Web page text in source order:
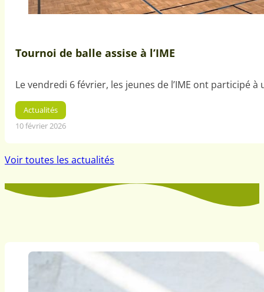
Tournoi de balle assise à l’IME
Le vendredi 6 février, les jeunes de l’IME ont participé
Actualités
10 février 2026
Voir toutes les actualités